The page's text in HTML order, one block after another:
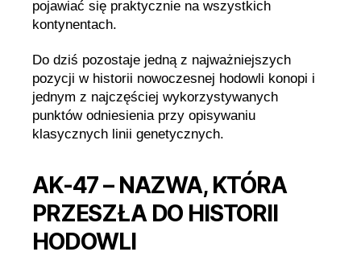
pojawiać się praktycznie na wszystkich
kontynentach.
Do dziś pozostaje jedną z najważniejszych
pozycji w historii nowoczesnej hodowli konopi i
jednym z najczęściej wykorzystywanych
punktów odniesienia przy opisywaniu
klasycznych linii genetycznych.
AK-47 – NAZWA, KTÓRA
PRZESZŁA DO HISTORII
HODOWLI